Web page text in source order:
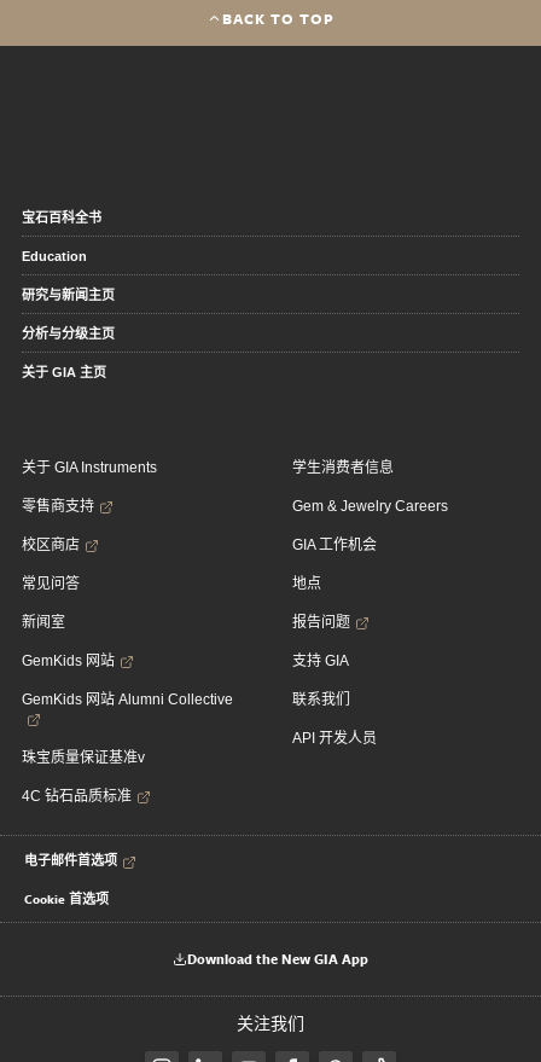
BACK TO TOP
宝石百科全书
Education
研究与新闻主页
分析与分级主页
关于 GIA 主页
关于 GIA Instruments
零售商支持
校区商店
常见问答
新闻室
GemKids 网站
GemKids 网站 Alumni Collective
珠宝质量保证基准v
4C 钻石品质标准
学生消费者信息
Gem & Jewelry Careers
GIA 工作机会
地点
报告问题
支持 GIA
联系我们
API 开发人员
电子邮件首选项
Cookie 首选项
Download the New GIA App
关注我们